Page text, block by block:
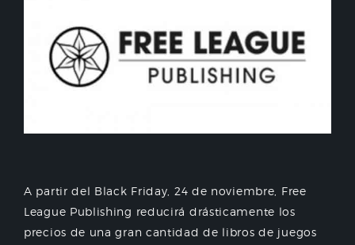
A partir del Black Friday, 24 de noviembre, Free
League Publishing reducirá drásticamente los
precios de una gran cantidad de libros de juegos